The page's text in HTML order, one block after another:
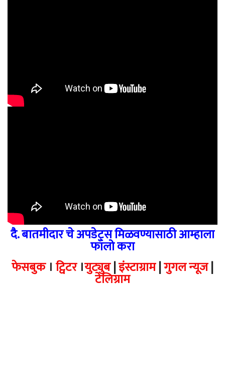
दै. बातमीदार चे अपडेट्स मिळवण्यासाठी आम्हाला
फॉलो करा
फेसबुक। ट्विटर।युट्युब|इंस्टाग्राम|गुगल न्यूज|
टेलिग्राम